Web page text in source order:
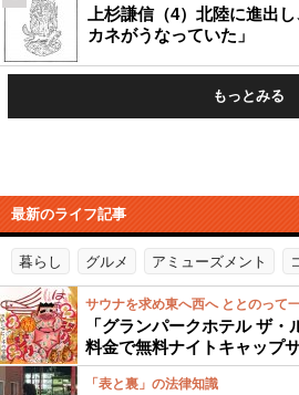
上杉謙信（4）北陸に進出
カネがうなっていた」
もっとみる
最新のライフ記事
暮らし グルメ アミューズメント
サウナを求め東へ西へ ととのって
「グランパークホテル ザ
料金で無料ナイトキャップ
「表と裏」の法律知識